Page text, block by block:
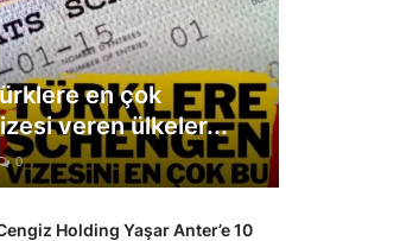
en çok
veren ülkeler...
0
Holding Yaşar Anter’e 10